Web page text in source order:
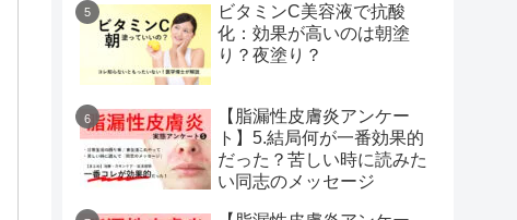
ビタミンC美容液で抗酸
化：効果が高いのは朝塗
り？夜塗り？
【脂漏性皮膚炎アンケー
ト】5.結局何が一番効果的
だった？苦しい時に読みた
い同志のメッセージ